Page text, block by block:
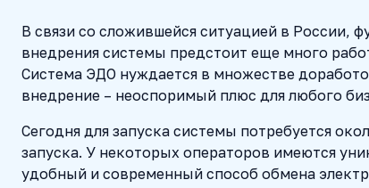
В связи со сложившейся ситуацией в России,
внедрения системы предстоит еще много
Система ЭДО нуждается в множестве
внедрение – неоспоримый плюс для любого
Сегодня для запуска системы потребуется
запуска. У некоторых операторов имеются
удобный и современный способ обмена